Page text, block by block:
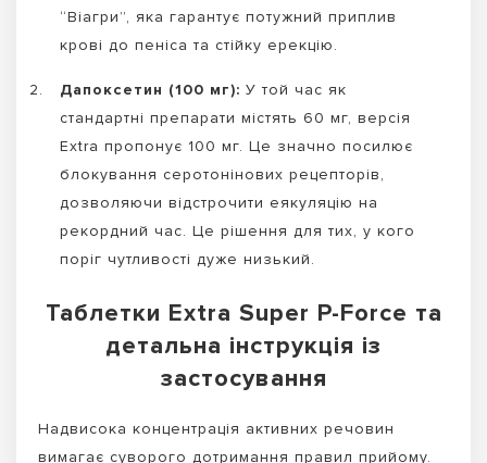
“Віагри”, яка гарантує потужний приплив
крові до пеніса та стійку ерекцію.
Дапоксетин (100 мг): У той час як
стандартні препарати містять 60 мг, версія
Extra пропонує 100 мг. Це значно посилює
блокування серотонінових рецепторів,
дозволяючи відстрочити еякуляцію на
рекордний час. Це рішення для тих, у кого
поріг чутливості дуже низький.
Таблетки Extra Super P-Force та
детальна інструкція із
застосування
Надвисока концентрація активних речовин
вимагає суворого дотримання правил прийому.